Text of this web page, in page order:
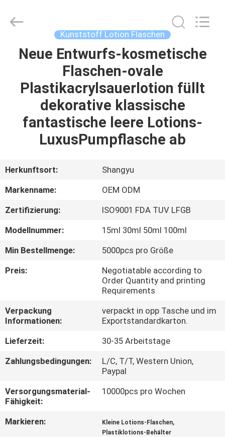
HAUS
PRODUKTE
ÜBER
FABRIK-
AUSFLUG
QUALITÄTSKONTROLLE
TRETEN
SIE
IN
VERBINDUNG
FORDERN
EIN
ZITAT
Plastic
Reserved.
Kunststoff Lotion Flaschen
Neue Entwurfs-kosmetische
Flaschen-ovale
Plastikacrylsauerlotion füllt
dekorative klassische
fantastische leere Lotions-
LuxusPumpflasche ab
Herkunftsort:
Shangyu
Markenname:
OEM ODM
Zertifizierung:
ISO9001 FDA TUV LFGB
Modellnummer:
15ml 30ml 50ml 100ml
Min Bestellmenge:
5000pcs pro Größe
Preis:
Negotiatable according to
Order Quantity and printing
Requirements
Verpackung
Informationen:
verpackt in opp Tasche und im
Exportstandardkarton.
Lieferzeit:
30-35 Arbeitstage
Zahlungsbedingungen:
L/C, T/T, Western Union,
Paypal
Versorgungsmaterial-
Fähigkeit:
10000pcs pro Wochen
Markieren: Kleine Lotions-Flaschen,
Plastiklotions-Behälter